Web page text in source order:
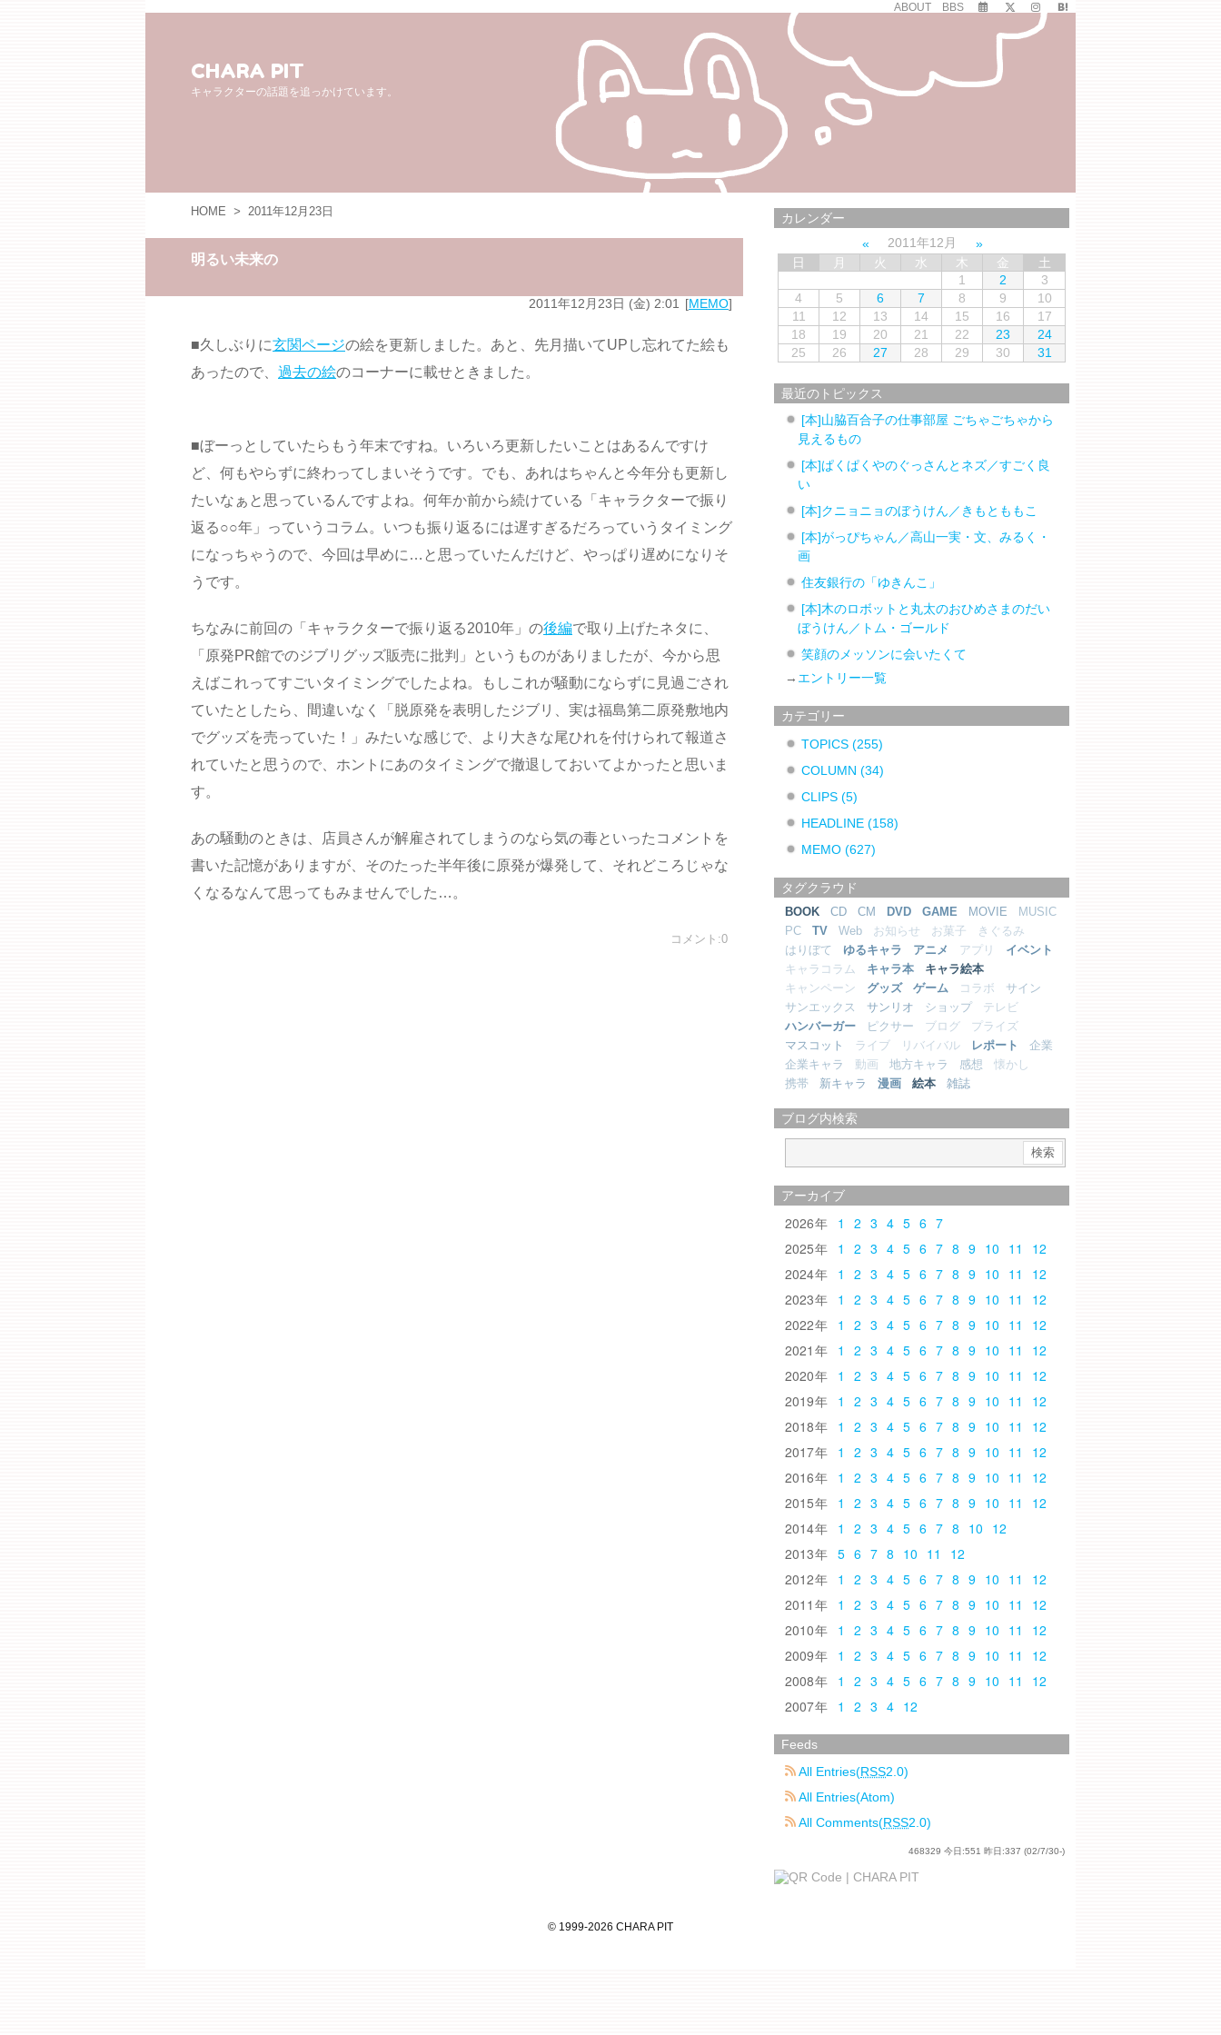
ABOUT BBS
CHARA PIT
キャラクターの話題を追っかけています。
HOME > 2011年12月23日
明るい未来の
2011年12月23日 (金) 2:01 MEMO
■久しぶりに玄関ページの絵を更新しました。あと、先月描いてUPし忘れてた絵も
あったので、 過去の絵のコーナーに載せときました。
■ぼーっとしていたらもう年末ですね。いろいろ更新したいことはあるんですけ
ど、何もやらずに終わってしまいそうです。でも、あれはちゃんと今年分も更新し
たいなぁと思っているんですよね。何年か前から続けている「キャラクターで振り
返る○○年」っていうコラム。いつも振り返るには遅すぎるだろっていうタイミング
になっちゃうので、今回は早めに…と思っていたんだけど、やっぱり遅めになりそ
うです。
ちなみに前回の「キャラクターで振り返る2010年」の後編で取り上げたネタに、
「原発PR館でのジブリグッズ販売に批判」というものがありましたが、今から思
えばこれってすごいタイミングでしたよね。もしこれが騒動にならずに見過ごされ
ていたとしたら、間違いなく「脱原発を表明したジブリ、実は福島第二原発敷地内
でグッズを売っていた！」みたいな感じで、より大きな尾ひれを付けられて報道さ
れていたと思うので、ホントにあのタイミングで撤退しておいてよかったと思いま
す。
あの騒動のときは、店員さんが解雇されてしまうのなら気の毒といったコメントを
書いた記憶がありますが、そのたった半年後に原発が爆発して、それどころじゃな
くなるなんて思ってもみませんでした…。
コメント:0
カレンダー
2011年12月
日
月 火 水 木 金
土
1
2
3
4
5 6 7 8 9
10
11
12 13 14 15 16
17
18
19 20 21 22 23
24
25
26 27 28 29 30 31
最近のトピックス
[本]山脇百合子の仕事部屋 ごちゃごちゃから
見えるもの
[本]ぱくぱくやのぐっさんとネズ／すごく良
い
[本]クニョニョのぼうけん／きもとももこ
[本]がっぴちゃん／高山一実・文、みるく・
画
住友銀行の「ゆきんこ」
[本]木のロボットと丸太のおひめさまのだい
ぼうけん／トム・ゴールド
笑顔のメッソンに会いたくて
→ エントリー一覧
カテゴリー
TOPICS(255)
COLUMN(34)
CLIPS(5)
HEADLINE(158)
MEMO(627)
タグクラウド
BOOK CD CM DVD GAME MOVIE
MUSIC
PC
TV Web お知らせ お菓子
きぐるみ
はりぼて
ゆるキャラ アニメ アプリ
イベント
キャラコラム
キャラ本
キャラ絵本
キャンペーン
グッズ ゲーム コラボ
サイン
サンエックス
サンリオ ショップ
テレビ
ハンバーガー
ピクサー ブログ
プライズ
マスコット
ライブ リバイバル レポート
企業
企業キャラ
動画 地方キャラ 感想
懐かし
携帯
新キャラ 漫画 絵本 雑誌
ブログ内検索
アーカイブ
2026 1 2 3 4 5 6 7
2025
1 2 3 4 5 6 7 8 9 10 11
12
2024
1 2 3 4 5 6 7 8 9 10 11
12
2023
1 2 3 4 5 6 7 8 9 10 11
12
2022
1 2 3 4 5 6 7 8 9 10 11
12
2021
1 2 3 4 5 6 7 8 9 10 11
12
2020
1 2 3 4 5 6 7 8 9 10 11
12
2019
1 2 3 4 5 6 7 8 9 10 11
12
2018
1 2 3 4 5 6 7 8 9 10 11
12
2017
1 2 3 4 5 6 7 8 9 10 11
12
2016
1 2 3 4 5 6 7 8 9 10 11
12
2015
1 2 3 4 5 6 7 8 9 10 11
12
2014
1 2 3 4 5 6 7 8 10 12
2013
5 6 7 8 10 11
12
2012
1 2 3 4 5 6 7 8 9 10 11
12
2011
1 2 3 4 5 6 7 8 9 10 11
12
2010
1 2 3 4 5 6 7 8 9 10 11
12
2009
1 2 3 4 5 6 7 8 9 10 11
12
2008
1 2 3 4 5 6 7 8 9 10 11
12
2007
1 2 3 4 12
Feeds
All Entries(RSS2.0)
All Entries(Atom)
All Comments(RSS2.0)
468329 今日:551 昨日:337 (02/7/30-)
© 1999-2026 CHARA PIT